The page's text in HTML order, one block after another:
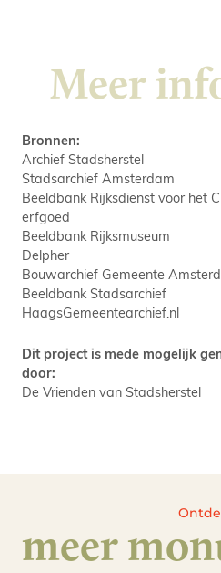
Meer
Bronnen:
Archief Stadsherstel
Stadsarchief Amsterdam
Beeldbank Rijksdienst voor het
erfgoed
Beeldbank Rijksmuseum
Delpher
Bouwarchief Gemeente
Beeldbank Stadsarchief
HaagsGemeentearchief.nl
Dit project is mede mogelijk
door:
De Vrienden van Stadsherstel
meer